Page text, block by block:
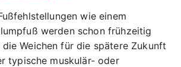
wie einem
werden schon frühzeitig
Weichen für die spätere Zukunft
typische muskulär- oder